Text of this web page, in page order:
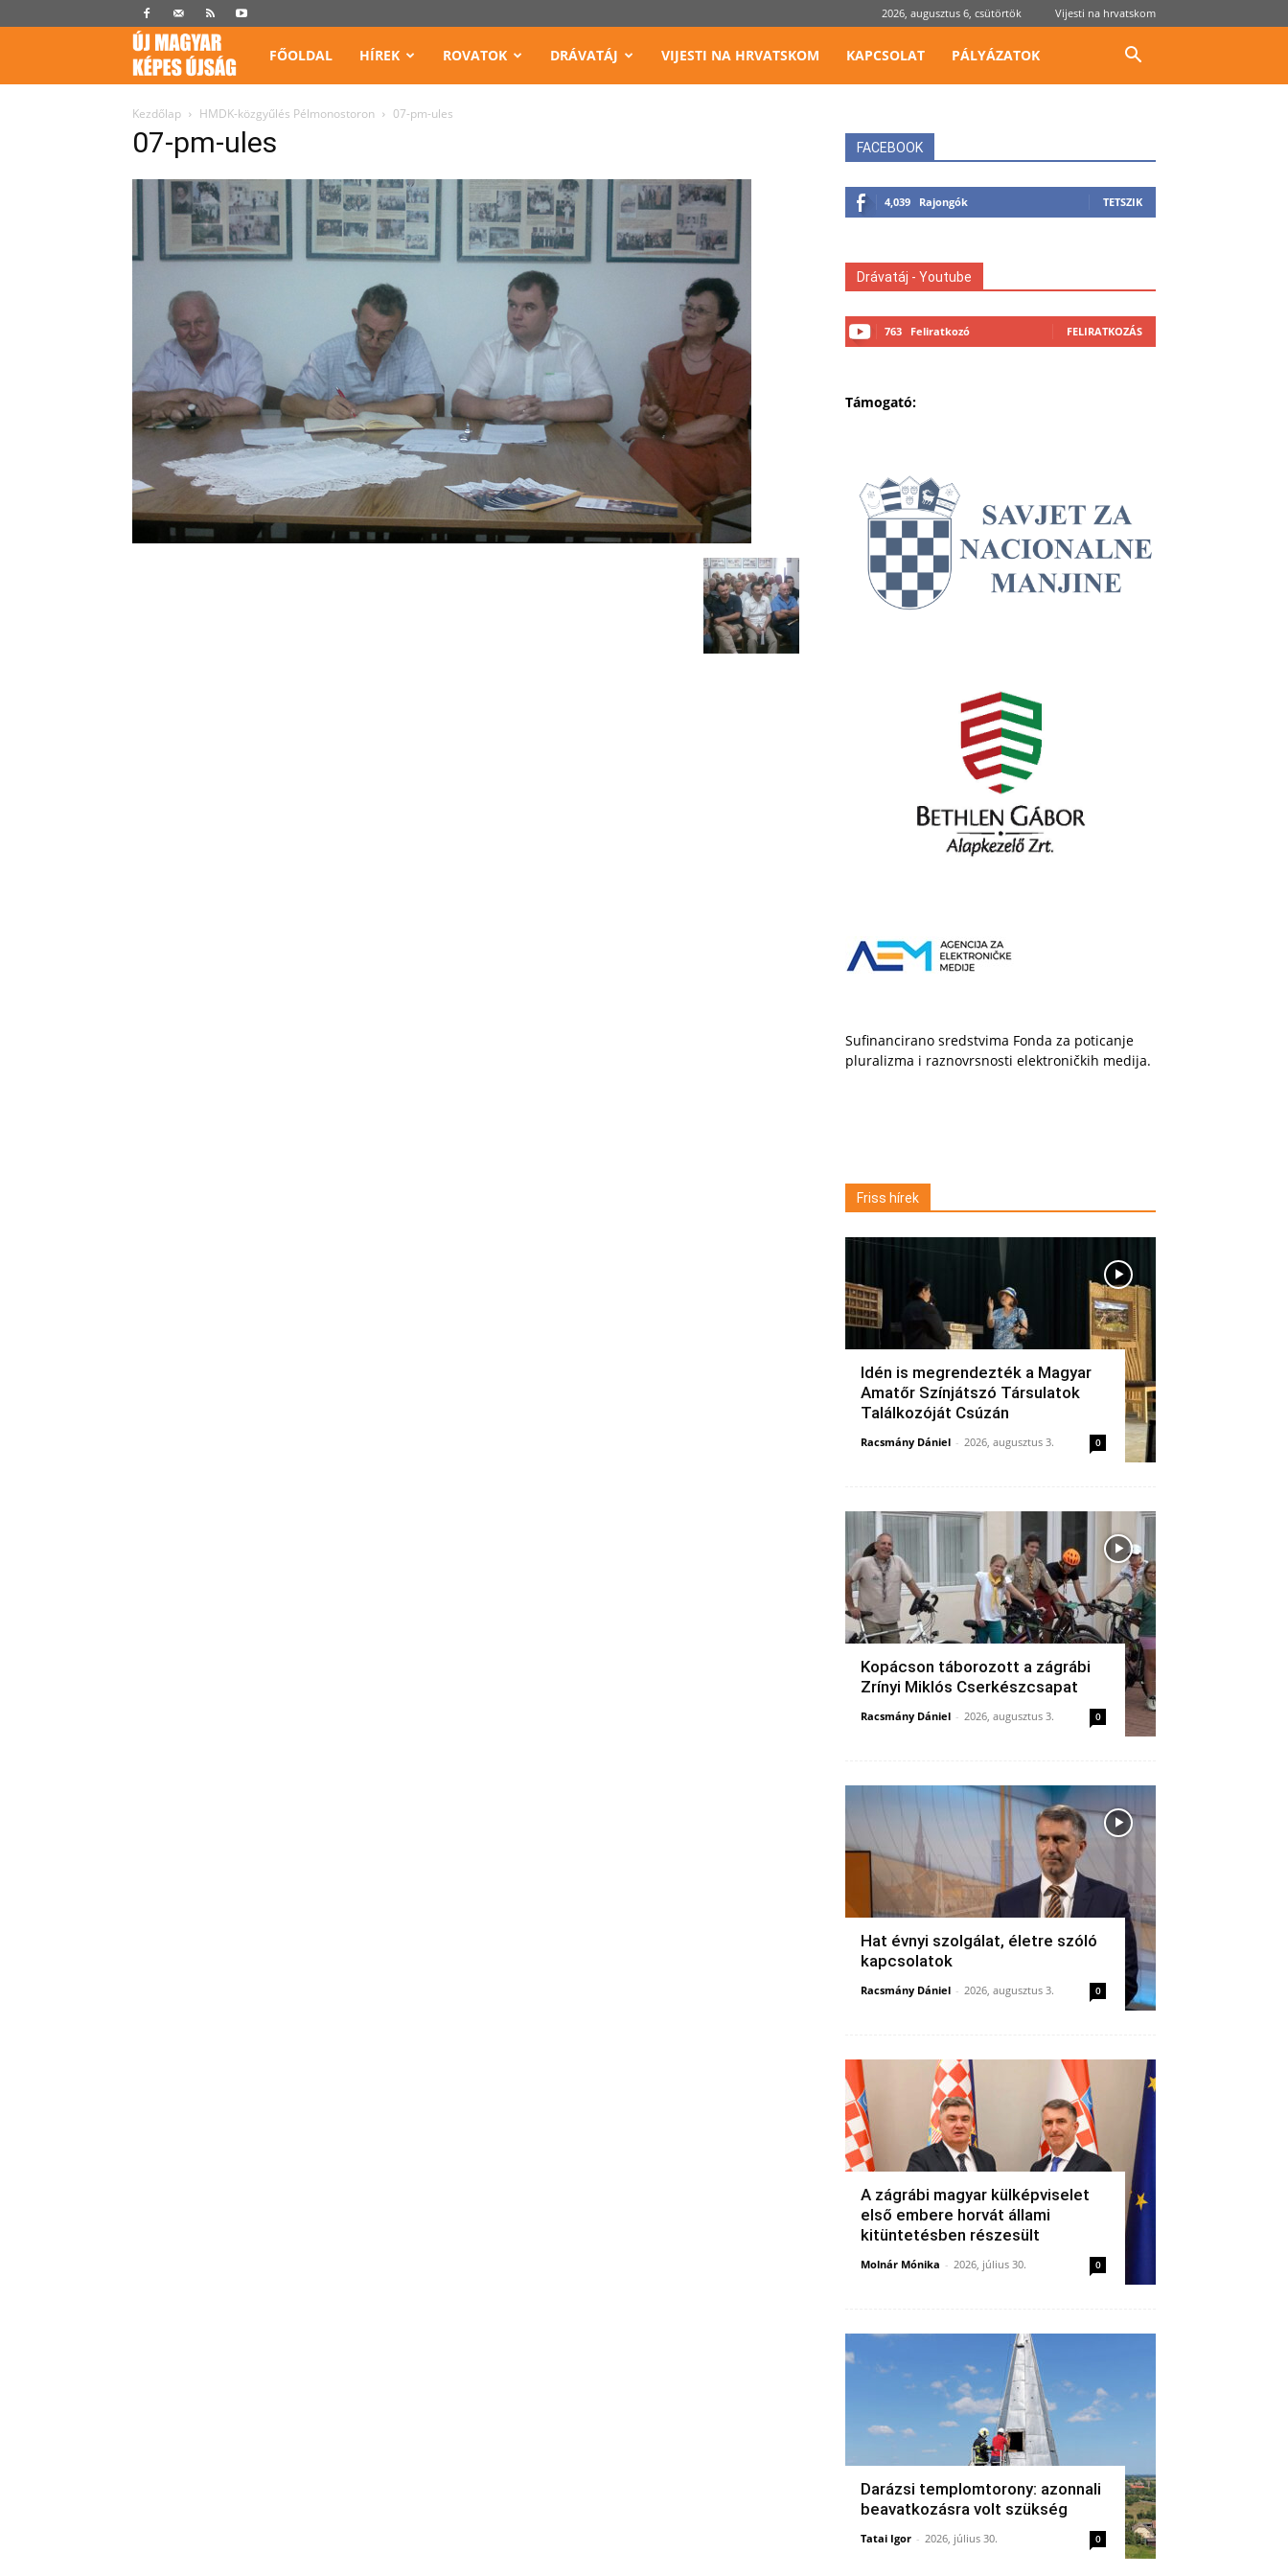
2026, augusztus 6, csütörtök Vijesti na hrvatskom
Képes
Újság
FŐOLDAL HÍREK ROVATOK DRÁVATÁJ VIJESTI NA HRVATSKOM KAPCSOLAT PÁLYÁZATOK
Kezdőlap HMDK-közgyűlés Pélmonostoron 07-pm-ules
07-pm-ules FACEBOOK
4,039 Rajongók TETSZIK
Drávatáj - Youtube
763 Feliratkozó FELIRATKOZÁS
Támogató:
Sufinancirano sredstvima Fonda za poticanje
pluralizma i raznovrsnosti elektroničkih medija.
Friss hírek
Idén is megrendezték a Magyar
Amatőr Színjátszó Társulatok
Találkozóját Csúzán
Racsmány Dániel - 2026, augusztus 3. 0
Kopácson táborozott a zágrábi
Zrínyi Miklós Cserkészcsapat
Racsmány Dániel - 2026, augusztus 3. 0
Hat évnyi szolgálat, életre szóló
kapcsolatok
Racsmány Dániel - 2026, augusztus 3. 0
A zágrábi magyar külképviselet
első embere horvát állami
kitüntetésben részesült
Molnár Mónika - 2026, július 30. 0
Darázsi templomtorony: azonnali
beavatkozásra volt szükség
Tatai Igor - 2026, július 30. 0